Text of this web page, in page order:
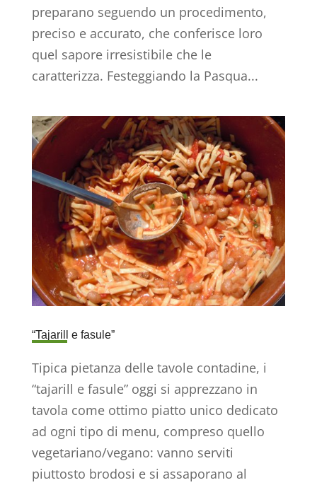
preparano seguendo un procedimento,
preciso e accurato, che conferisce loro
quel sapore irresistibile che le
caratterizza. Festeggiando la Pasqua...
“Tajarill e fasule”
Tipica pietanza delle tavole contadine, i
“tajarill e fasule” oggi si apprezzano in
tavola come ottimo piatto unico dedicato
ad ogni tipo di menu, compreso quello
vegetariano/vegano: vanno serviti
piuttosto brodosi e si assaporano al